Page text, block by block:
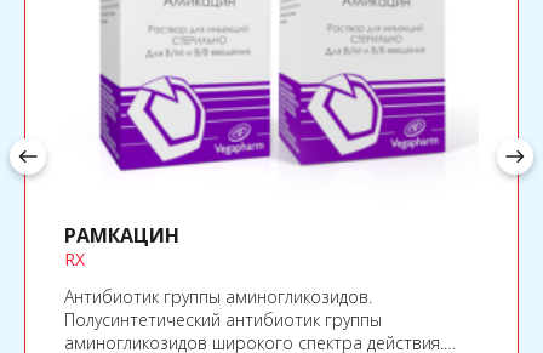
РАМКАЦИН
RX
Антибиотик группы аминогликозидов.
Полусинтетический антибиотик группы
аминогликозидов широкого спектра действия.
west east